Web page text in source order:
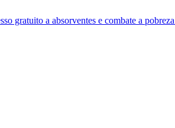
gratuito a absorventes e combate a